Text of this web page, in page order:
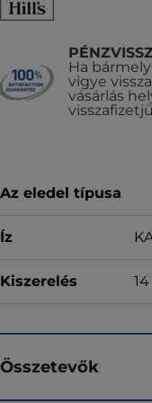
Ha
vigye
vásárlás
Az eledel típusa
Íz
Kiszerelés
Összetevők